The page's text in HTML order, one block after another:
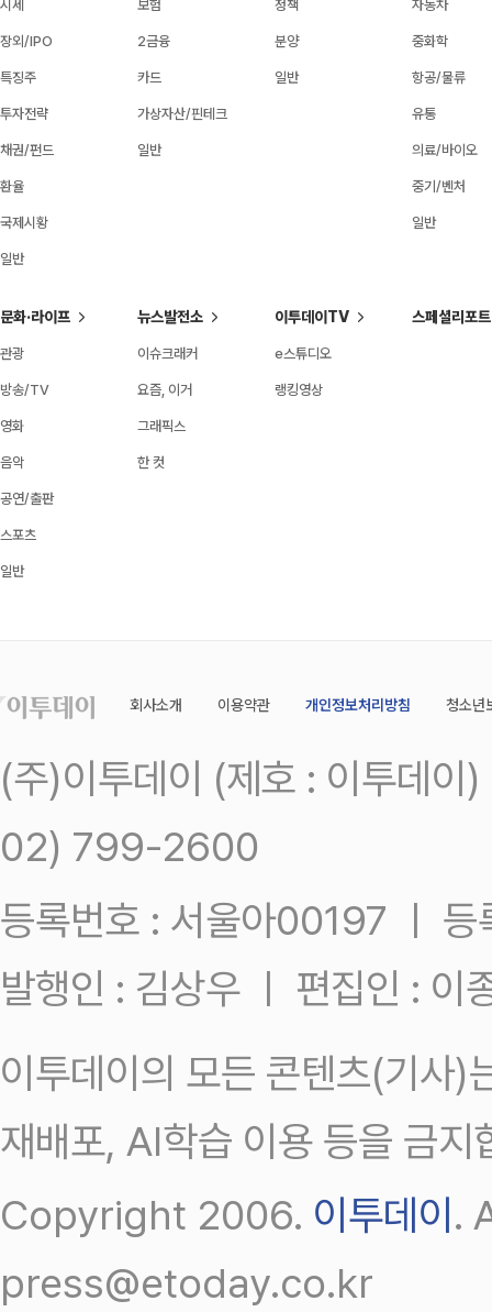
시세
장외/IPO
특징주
투자전략
채권/펀드
환율
국제시황
일반
보험
2금융
카드
가상자산/핀테크
일반
정책
분양
일반
자동차
중화학
항공/물류
유통
의료/바이오
중기/벤처
일반
문화·라이프
관광
방송/TV
영화
음악
공연/출판
스포츠
일반
뉴스발전소
이슈크래커
요즘, 이거
그래픽스
한 컷
이투데이TV
e스튜디오
랭킹영상
스페셜리포트
회사소개 이용약관 개인정보처리방침 청소년
(주)이투데이 (제호 : 이투데
02) 799-2600
등록번호 : 서울아00197 ㅣ
발행인 : 김상우 ㅣ 편집인 : 이
이투데이의 모든 콘텐츠(기사)
재배포, AI학습 이용 등을 금지
Copyright 2006. 이투데이.
press@etoday.co.kr